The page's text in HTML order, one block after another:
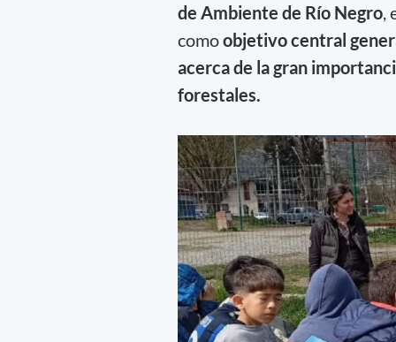
de Ambiente de Río Negro,
comoobjetivo central
acerca de la gran
forestales.